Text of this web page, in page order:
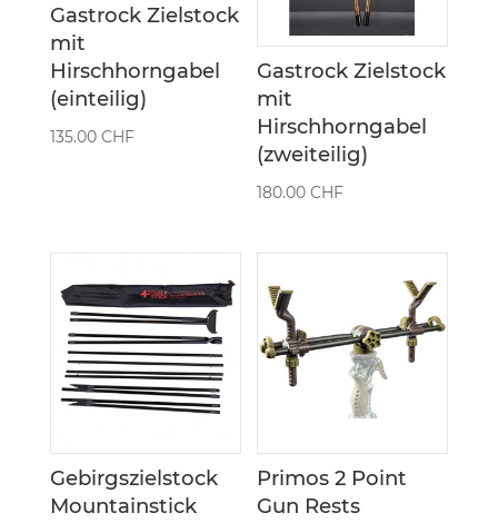
Gastrock Zielstock
mit
Hirschhorngabel
(einteilig)
135.00 CHF
Gastrock Zielstock
mit
Hirschhorngabel
(zweiteilig)
180.00CHF
Gebirgszielstock
Mountainstick
Primos 2 Point
Gun Rests